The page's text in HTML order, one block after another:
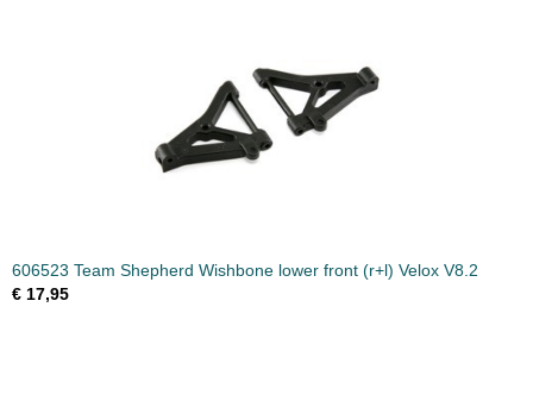
606523 Team Shepherd Wishbone lower front (r+l) Velox V8.2
€ 17,95